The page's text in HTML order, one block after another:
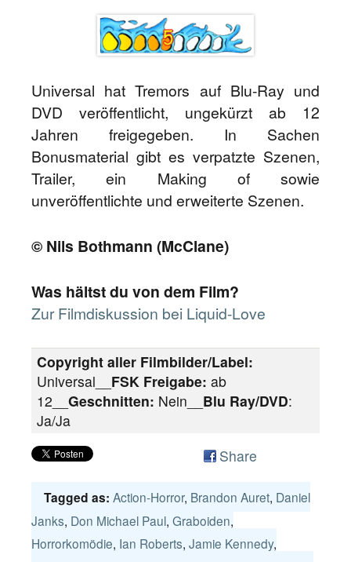
Universal hat Tremors auf Blu-Ray und
DVD veröffentlicht, ungekürzt ab 12
Jahren freigegeben. In Sachen
Bonusmaterial gibt es verpatzte Szenen,
Trailer, ein Making of sowie
unveröffentlichte und erweiterte Szenen.
© Nils Bothmann (McClane)
Was hältst du von dem Film?
Zur Filmdiskussion bei Liquid-Love
Copyright aller Filmbilder/Label:
Universal__ FSK Freigabe: ab
12__ Geschnitten: Nein__ Blu Ray/DVD:
Ja/Ja
Share
Tagged as: Action-Horror, Brandon Auret, Daniel
Janks, Don Michael Paul, Graboiden,
Horrorkomödie, Ian Roberts, Jamie Kennedy,